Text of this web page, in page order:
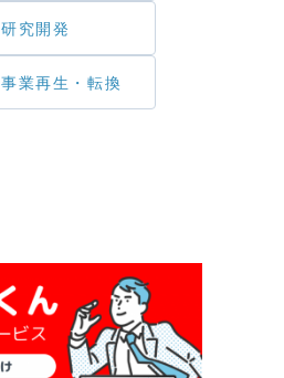
研究開発
事業再生・転換